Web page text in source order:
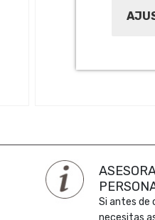
Si antes de
necesitas